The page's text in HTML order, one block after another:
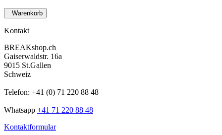
Warenkorb
Kontakt
BREAKshop.ch
Gaiserwaldstr. 16a
9015 St.Gallen
Schweiz
Telefon: +41 (0) 71 220 88 48
Whatsapp +41 71 220 88 48
Kontaktformular